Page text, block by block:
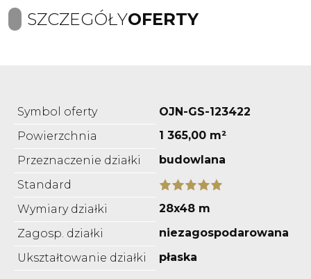
SZCZEGÓŁYOFERTY
Symbol oferty
OJN-GS-123422
Powierzchnia
1 365,00 m²
Przeznaczenie działki
budowlana
Standard
Wymiary działki
28x48 m
Zagosp. działki
niezagospodarowana
Ukształtowanie działki
płaska